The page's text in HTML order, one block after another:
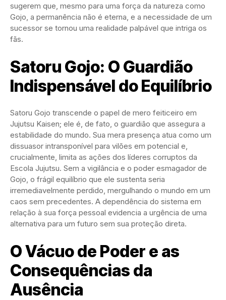
sugerem que, mesmo para uma força da natureza como
Gojo, a permanência não é eterna, e a necessidade de um
sucessor se tornou uma realidade palpável que intriga os
fãs.
Satoru Gojo: O Guardião
Indispensável do Equilíbrio
Satoru Gojo transcende o papel de mero feiticeiro em
Jujutsu Kaisen; ele é, de fato, o guardião que assegura a
estabilidade do mundo. Sua mera presença atua como um
dissuasor intransponível para vilões em potencial e,
crucialmente, limita as ações dos líderes corruptos da
Escola Jujutsu. Sem a vigilância e o poder esmagador de
Gojo, o frágil equilíbrio que ele sustenta seria
irremediavelmente perdido, mergulhando o mundo em um
caos sem precedentes. A dependência do sistema em
relação à sua força pessoal evidencia a urgência de uma
alternativa para um futuro sem sua proteção direta.
O Vácuo de Poder e as
Consequências da
Ausência